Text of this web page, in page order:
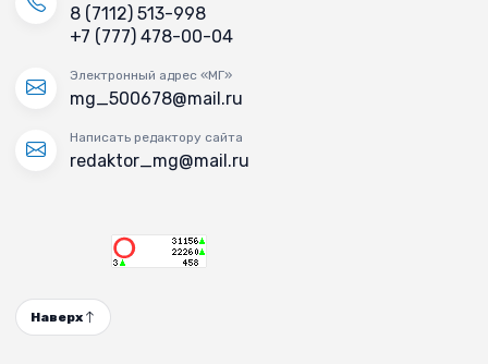
8 (7112) 513-998
+7 (777) 478-00-04
Электронный адрес «МГ»
mg_500678@mail.ru
Написать редактору сайта
redaktor_mg@mail.ru
Наверх